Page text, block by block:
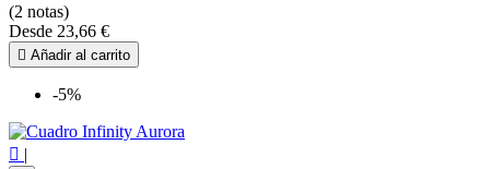
(2 notas)
Desde 23,66 €
 Añadir al carrito
-5%
 |